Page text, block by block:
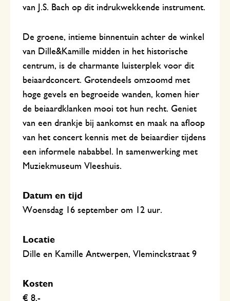
van J.S. Bach op dit indrukwekkende instrument.
De groene, intieme binnentuin achter de winkel
van Dille&Kamille midden in het historische
centrum, is de charmante luisterplek voor dit
beiaardconcert. Grotendeels omzoomd met
hoge gevels en begroeide wanden, komen hier
de beiaardklanken mooi tot hun recht. Geniet
van een drankje bij aankomst en maak na afloop
van het concert kennis met de beiaardier tijdens
een informele nababbel. In samenwerking met
Muziekmuseum Vleeshuis.
Datum en tijd
Woensdag 16 september om 12 uur.
Locatie
Dille en Kamille Antwerpen, Vleminckstraat 9
Kosten
€ 8,-